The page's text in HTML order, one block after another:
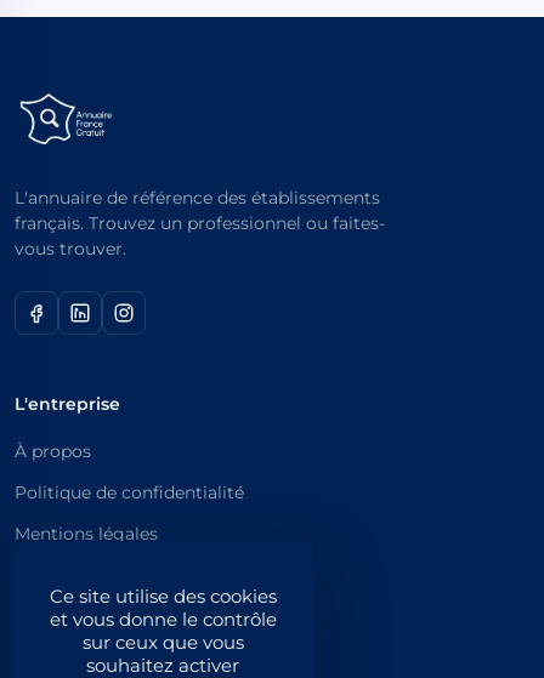
Ce site utilise des cookies
et vous donne le contrôle
sur ceux que vous
souhaitez activer
L'annuaire de référence des établissements
français. Trouvez un professionnel ou faites-
vous trouver.
L'entreprise
À propos
Politique de confidentialité
Mentions légales
Catégories principales
Catégories